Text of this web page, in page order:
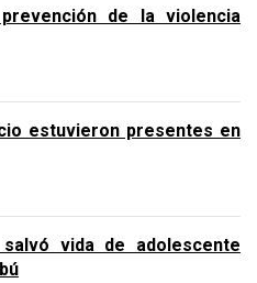
de la violencia
estuvieron presentes en
vida de adolescente